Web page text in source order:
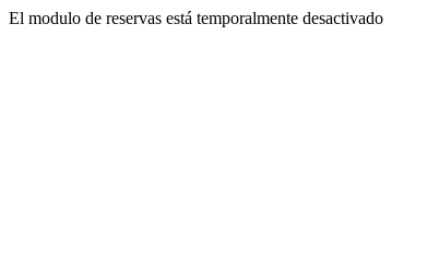
El modulo de reservas está temporalmente desactivado